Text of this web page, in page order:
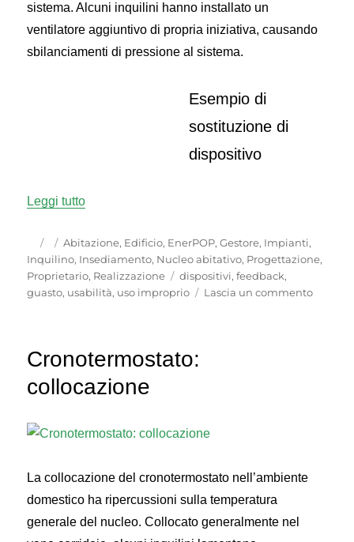
sistema. Alcuni inquilini hanno installato un
ventilatore aggiuntivo di propria iniziativa, causando
sbilanciamenti di pressione al sistema.
Esempio di
sostituzione di
dispositivo
Leggi tutto“Ventilazione meccanica”
AutorePubblicato
il
Categorie
Abitazione, Edificio, EnerPOP,Gestore, Impianti,
Inquilino, Insediamento, Nucleo abitativo, Progettazione,
Proprietario, Realizzazione Tag
dispositivi,feedback,
guasto, usabilità, uso improprio Lascia un commentosu
Cronotermostato:
collocazione
La collocazione del cronotermostato nell’ambiente
domestico ha ripercussioni sulla temperatura
generale del nucleo. Collocato generalmente nel